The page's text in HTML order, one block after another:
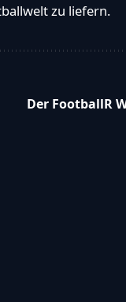
zu liefern.
Der FootballR